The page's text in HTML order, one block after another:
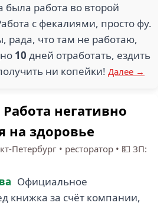
была работа во второй
с фекалиями, просто фу.
рада, что там не работаю,
10 дней отработать, ездить
ни копейки! Далее →
негативно
на здоровье
Петербург • ресторатор • 💵 ЗП:
Официальное
книжка за счёт компании,